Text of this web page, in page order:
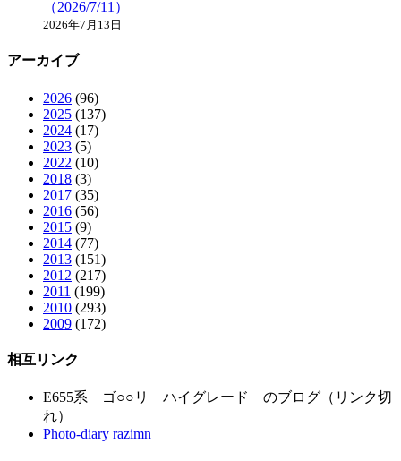
（2026/7/11）
2026年7月13日
アーカイブ
2026 (96)
2025 (137)
2024 (17)
2023 (5)
2022 (10)
2018 (3)
2017 (35)
2016 (56)
2015 (9)
2014 (77)
2013 (151)
2012 (217)
2011 (199)
2010 (293)
2009 (172)
相互リンク
E655系 ゴ○○リ ハイグレード のブログ（リンク切
れ）
Photo-diary razimn